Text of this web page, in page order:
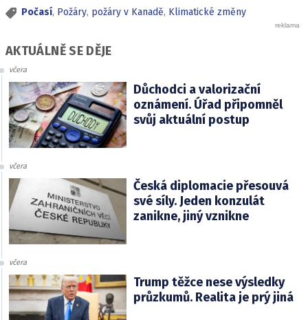
Počasí, Požáry, požáry v Kanadě, Klimatické změny
AKTUÁLNĚ SE DĚJE
včera
Důchodci a valorizační
oznámení. Úřad připomněl
svůj aktuální postup
včera
Česká diplomacie přesouvá
své síly. Jeden konzulát
zanikne, jiný vznikne
včera
Trump těžce nese výsledky
průzkumů. Realita je prý jiná